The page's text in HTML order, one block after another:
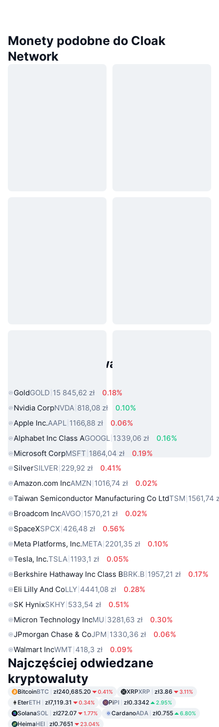
Monety podobne do Cloak
Network
Popularne aktywa ze świata
GoldGOLD 15 845,62 zł
0.18%
Nvidia CorpNVDA 818,08 zł
0.10%
Apple Inc.AAPL 1166,88 zł
0.06%
Alphabet Inc Class AGOOGL 1339,06 zł
0.16%
Microsoft CorpMSFT 1864,04 zł
0.19%
SilverSILVER 229,92 zł
0.41%
Amazon.com IncAMZN 1016,74 zł
0.02%
Taiwan Semiconductor Manufacturing Co LtdTSM 1561,74
Broadcom IncAVGO 1570,21 zł
0.02%
SpaceXSPCX 426,48 zł
0.56%
Meta Platforms, Inc.META 2201,35 zł
0.10%
Tesla, Inc.TSLA 1193,1 zł
0.05%
Berkshire Hathaway Inc Class BBRK.B 1957,21 zł
0.17%
Eli Lilly And CoLLY 4441,08 zł
0.28%
SK HynixSKHY 533,54 zł
0.51%
Micron Technology IncMU 3281,63 zł
0.30%
JPmorgan Chase & CoJPM 1330,36 zł
0.06%
Walmart IncWMT 418,3 zł 0.09%
Najczęściej odwiedzane
kryptowaluty
BitcoinBTC zł240,685.20 0.41% XRPXRP zł3.86 3.11%
EterETH zł7,119.31 0.34% PiPI zł0.3342 2.95%
SolanaSOL zł272.07 1.77% CardanoADA zł0.755 6.80%
HeimaHEI zł0.7651 23.04%